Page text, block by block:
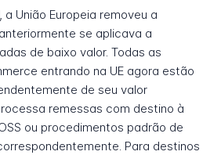
a União Europeia removeu a
se aplicava a
de baixo valor. Todas as
entrando na UE agora estão
de seu valor
remessas com destino à
ou procedimentos padrão de
Para destinos